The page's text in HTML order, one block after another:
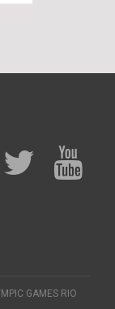
GAMES RIO